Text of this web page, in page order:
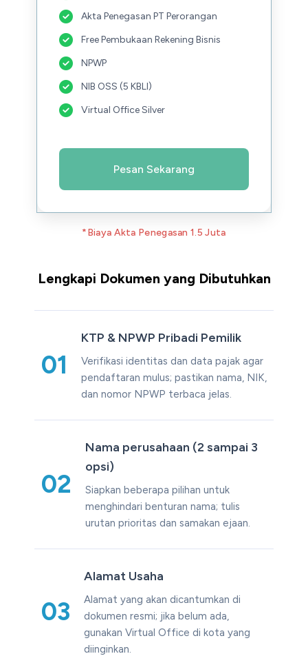
Akta Penegasan PT Perorangan
Free Pembukaan Rekening Bisnis
NPWP
NIB OSS (5 KBLI)
Virtual Office Silver
Pesan Sekarang
*Biaya Akta Penegasan 1.5 Juta
Lengkapi Dokumen yang Dibutuhkan
01
KTP & NPWP Pribadi Pemilik
Verifikasi identitas dan data pajak agar
pendaftaran mulus; pastikan nama, NIK,
dan nomor NPWP terbaca jelas.
02
Nama perusahaan (2 sampai 3
opsi)
Siapkan beberapa pilihan untuk
menghindari benturan nama; tulis
urutan prioritas dan samakan ejaan.
03
Alamat Usaha
Alamat yang akan dicantumkan di
dokumen resmi; jika belum ada,
gunakan Virtual Office di kota yang
diinginkan.